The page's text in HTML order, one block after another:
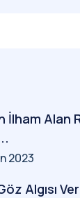
İlham Alan
2023
Algısı